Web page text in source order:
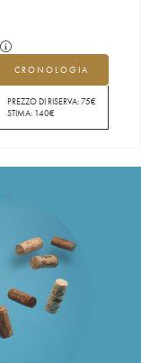
CRONOLOGIA
PREZZO DI RISERVA:75€
STIMA: 140€